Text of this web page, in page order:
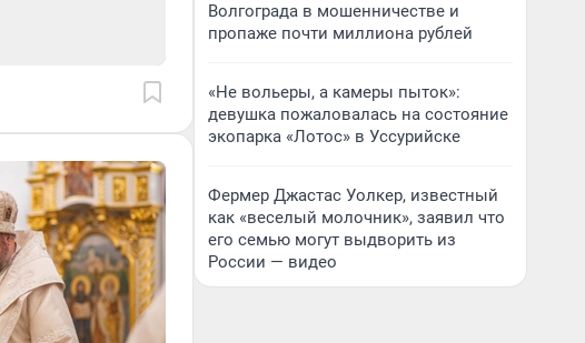
Волгограда в мошенничестве и
пропаже почти миллиона рублей
«Не вольеры, а камеры пыток»:
девушка пожаловалась на состояние
экопарка «Лотос» в Уссурийске
Фермер Джастас Уолкер, известный
как «веселый молочник», заявил что
его семью могут выдворить из
России — видео